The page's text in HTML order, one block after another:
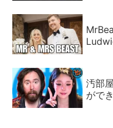
汚部
がで